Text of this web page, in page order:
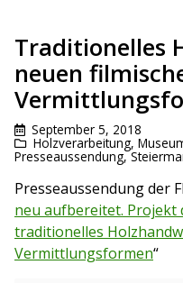
Traditionelles
neuen
September 5, 2018
Holzverarbeitung,
Presseaussendung,
Presseaussendung der
neu aufbereitet. Projekt
traditionelles
Vermittlungsformen“